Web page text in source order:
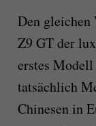
Den gleichen
Z9 GT der
erstes
tatsächlich
Chinesen in